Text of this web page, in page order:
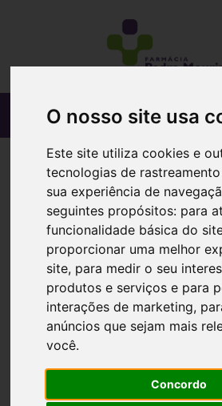
O nosso site usa
Este site utiliza cookies e
tecnologias de
sua experiência de
seguintes propósitos: para
funcionalidade básica do
proporcionar uma melhor
site, para medir o seu
produtos e serviços e para
interações de marketing,
anúncios que sejam mais
você.
Concordo